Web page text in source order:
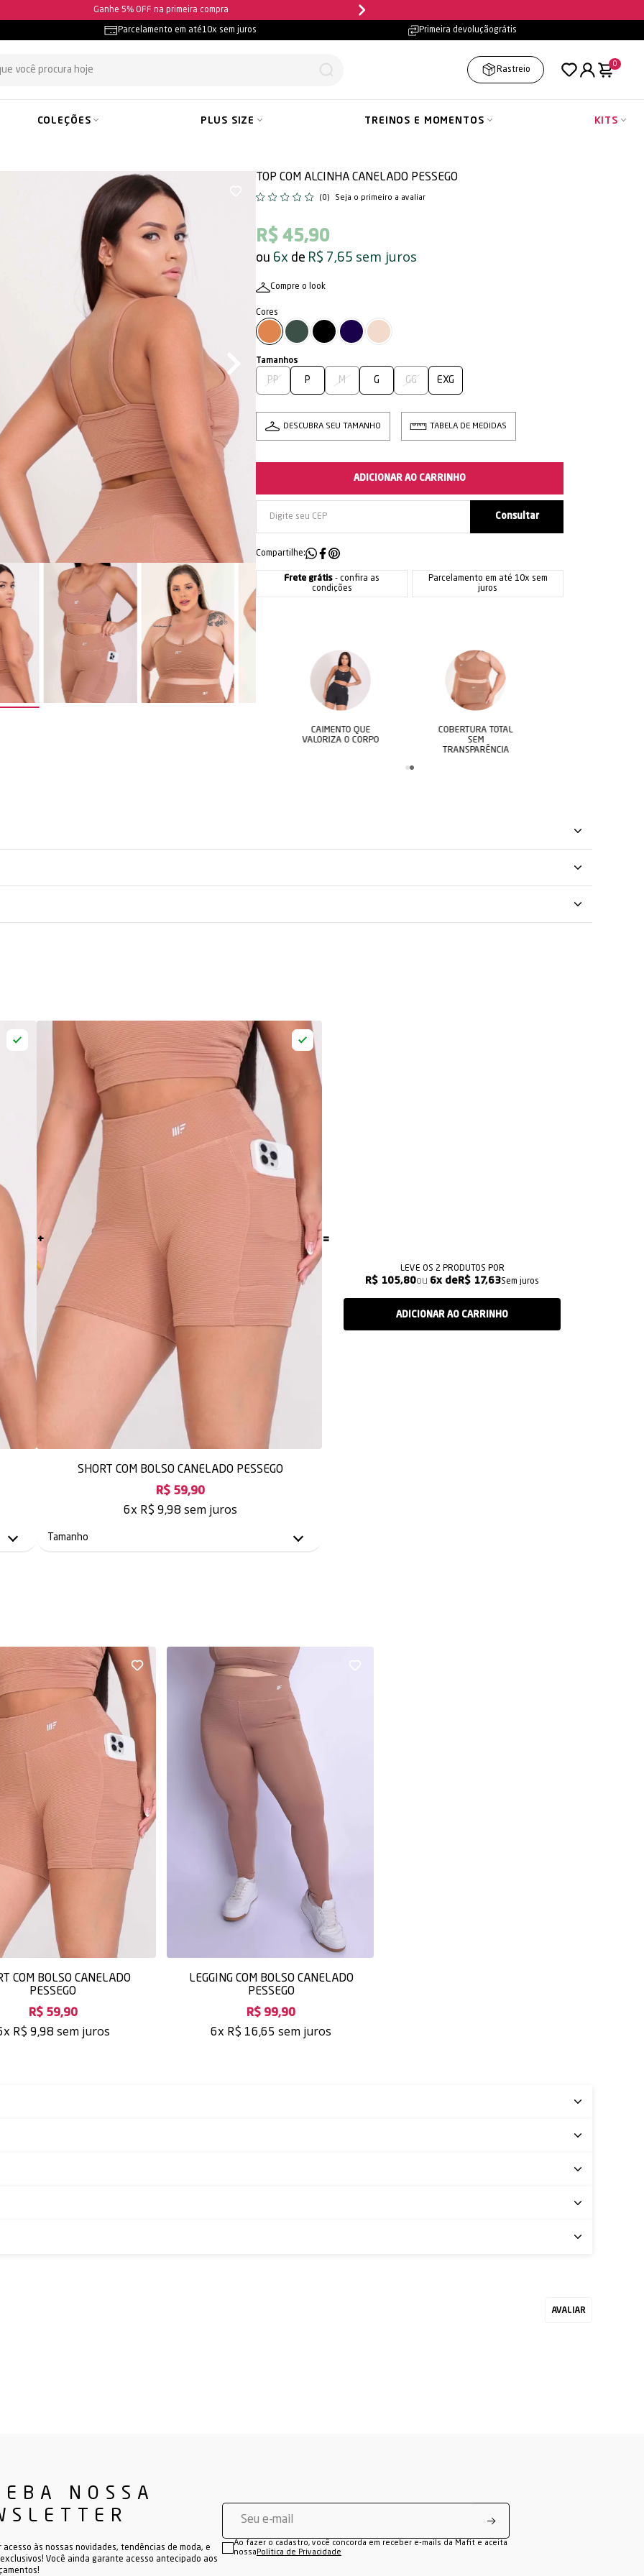
Parcele em até10x sem juros
Parcelamento em até10x sem juros Primeira devoluçãográtis
Rastreio
0
COLEÇÕES PLUS SIZE TREINOS E MOMENTOS KITS
TOP COM ALCINHA CANELADO PESSEGO
(0) Seja o primeiro a avaliar
R$ 45,90
6x R$ 7,65 sem juros
Compre o look
PP P M G GG EXG
DESCUBRA SEU TAMANHO TABELA DE MEDIDAS
ADICIONAR AO CARRINHO
Compartilhe:
Frete grátis - confira as
condições
Parcelamento em até 10x sem
juros
IDEAL PARA TREINOS
OU LOOKS CASUAIS
TECIDO STYLE WAVE
CANELADO
SHORT COM BOLSO CANELADO PESSEGO
R$ 59,90
6x R$ 9,98 sem juros
LEVE OS 2 PRODUTOS
R$ 105,80 6x R$ 17,63Sem juros
COM BOLSO CANELADO
PESSEGO
R$ 59,90
R$ 9,98 sem juros
LEGGING COM BOLSO CANELADO
PESSEGO
R$ 99,90
6x R$ 16,65sem juros
NOSSA
acesso às nossas novidades, tendências de moda, e
Você ainda garante acesso antecipado aos
Ao fazer o cadastro, você concorda em receber e-mails da Mafit e aceita
nossa Política de Privacidade